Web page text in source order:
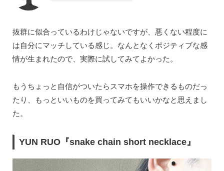
抜群に似合っているわけじゃないですが、悪くない程度に
は自分にマッチしている感じ。なんとなくポジティブな感
情が生まれたので、実際に試してみてよかった。
もうちょっと自信がついたらスマホを操作できるものだっ
たり、もっといいものを買ってみてもいいかなと思えまし
た。
YUN RUO『snake chain short necklace』